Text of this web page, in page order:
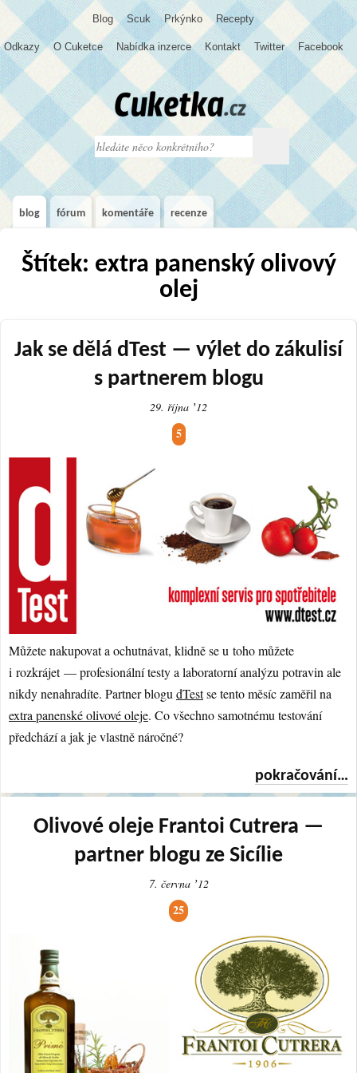
Blog Scuk Prkýnko Recepty
Odkazy O Cuketce Nabídka inzerce Kontakt Twitter Facebook
blog fórum komentáře recenze
Štítek: extra panenský olivový
olej
Jak se dělá dTest — výlet do zákulisí
s partnerem blogu
29. října ʼ12
5
Můžete nakupovat a ochutnávat, klidně se u toho můžete
i rozkrájet — profesionální testy a laboratorní analýzu potravin ale
nikdy nenahradíte. Partner blogu dTestse tento měsíc zaměřil na
extra panenské olivové oleje. Co všechno samotnému testování
předchází a jak je vlastně náročné?
pokračování…
Olivové oleje Frantoi Cutrera —
partner blogu ze Sicílie
7. června ʼ12
25